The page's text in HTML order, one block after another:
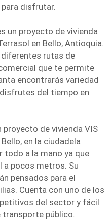
disfrutar.
un proyecto de vivienda
en Bello, Antioquia.
rutas de
que te permite
encontrarás variedad
del tiempo en
de vivienda VIS
en la ciudadela
todo a la mano ya que
a pocos metros. Su
pensados para el
Cuenta con uno de los
del sector y fácil
público.